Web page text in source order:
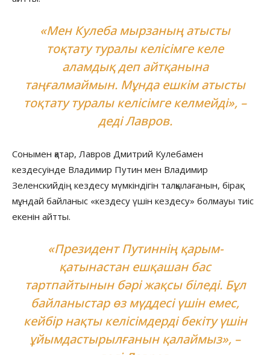
«Мен Кулеба мырзаның атысты
тоқтату туралы келісімге келе
аламдық деп айтқанына
таңғалмаймын. Мұнда ешкім атысты
тоқтату туралы келісімге келмейді», –
деді Лавров.
Сонымен қатар, Лавров Дмитрий Кулебамен
кездесуінде Владимир Путин мен Владимир
Зеленскийдің кездесу мүмкіндігін талқылағанын, бірақ
мұндай байланыс «кездесу үшін кездесу» болмауы тиіс
екенін айтты.
«Президент Путиннің қарым-
қатынастан ешқашан бас
тартпайтынын бәрі жақсы біледі. Бұл
байланыстар өз мүддесі үшін емес,
кейбір нақты келісімдерді бекіту үшін
ұйымдастырылғанын қалаймыз», –